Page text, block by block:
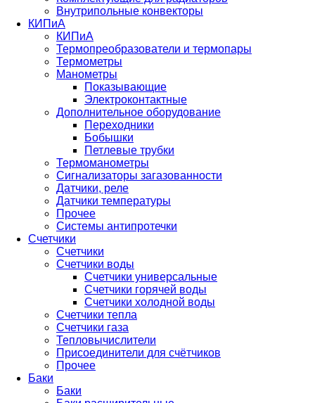
Внутрипольные конвекторы
КИПиА
КИПиА
Термопреобразователи и термопары
Термометры
Манометры
Показывающие
Электроконтактные
Дополнительное оборудование
Переходники
Бобышки
Петлевые трубки
Термоманометры
Сигнализаторы загазованности
Датчики, реле
Датчики температуры
Прочее
Системы антипротечки
Счетчики
Счетчики
Счетчики воды
Счетчики универсальные
Счетчики горячей воды
Счетчики холодной воды
Счетчики тепла
Счетчики газа
Тепловычислители
Присоединители для счётчиков
Прочее
Баки
Баки